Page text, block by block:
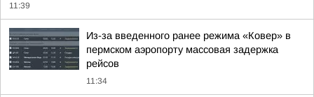
11:39
Из-за введенного ранее режима «Ковер» в
пермском аэропорту массовая задержка
рейсов
11:34